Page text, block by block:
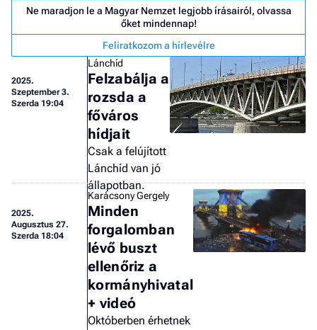
Ne maradjon le a Magyar Nemzet legjobb írásairól, olvassa
őket mindennap!
Feliratkozom a hírlevélre
2025.
Szeptember 3.
Szerda 19:04
Lánchíd
Felzabálja a
rozsda a
főváros
hídjait
Csak a felújított
Lánchíd van jó
állapotban.
2025.
Augusztus 27.
Szerda 18:04
Karácsony Gergely
Minden
forgalomban
lévő buszt
ellenőriz a
kormányhivatal
+ videó
Októberben érhetnek